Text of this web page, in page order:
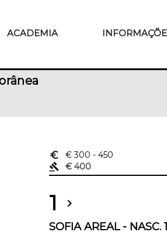
ACADEMIA
euro_symbol € 300 - 450
gavel
€ 400
1 chevron_right
SOFIA AREAL - NASC.